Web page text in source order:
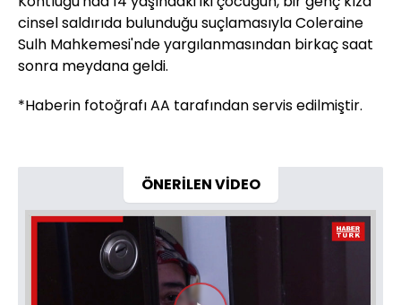
cinsel saldırıda bulunduğu suçlamasıyla Coleraine
Sulh Mahkemesi'nde yargılanmasından birkaç saat
sonra meydana geldi.
*Haberin fotoğrafı AA tarafından servis edilmiştir.
ÖNERİLEN VİDEO